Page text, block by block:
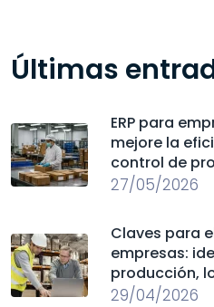
Últimas
ERP para
mejore la
control de
27/05/2026
Claves para
empresas:
producción,
29/04/2026